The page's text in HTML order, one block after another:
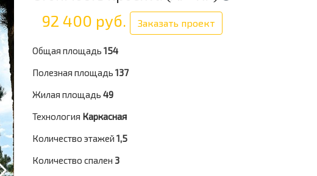
92 400 руб. Заказать проект
Общая площадь 154
Полезная площадь 137
Жилая площадь 49
Технология Каркасная
Количество этажей 1,5
Количество спален 3